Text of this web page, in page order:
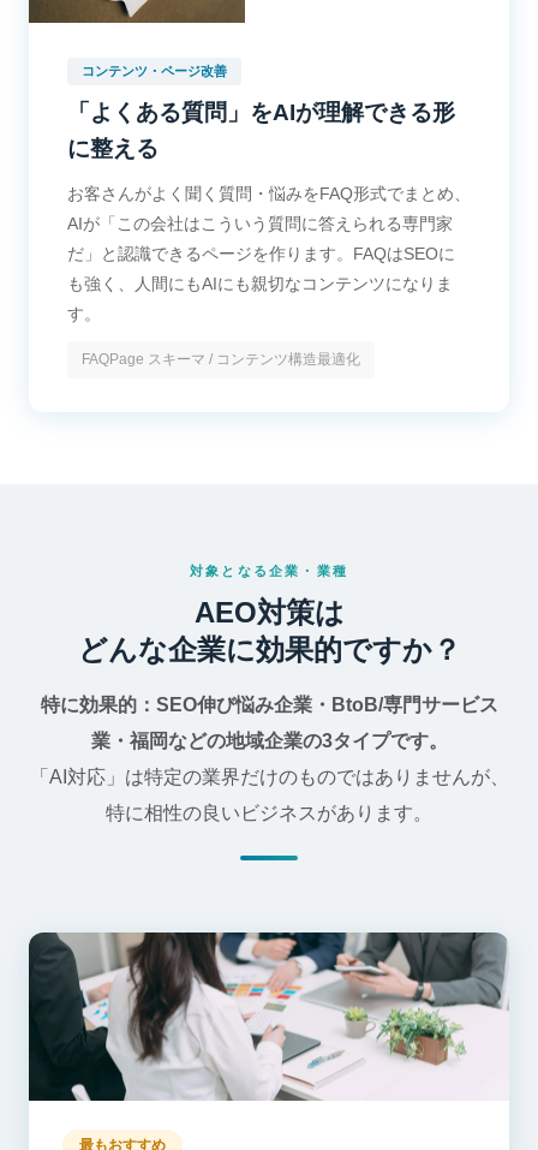
コンテンツ・ページ改善
「よくある質問」をAIが理解できる形
に整える
お客さんがよく聞く質問・悩みをFAQ形式でまとめ、
AIが「この会社はこういう質問に答えられる専門家
だ」と認識できるページを作ります。FAQはSEOに
も強く、人間にもAIにも親切なコンテンツになりま
す。
FAQPage スキーマ / コンテンツ構造最適化
対象となる企業・業種
AEO対策は
どんな企業に効果的ですか？
特に効果的：SEO伸び悩み企業・BtoB/専門サービス
業・福岡などの地域企業の3タイプです。
「AI対応」は特定の業界だけのものではありませんが、
特に相性の良いビジネスがあります。
最もおすすめ